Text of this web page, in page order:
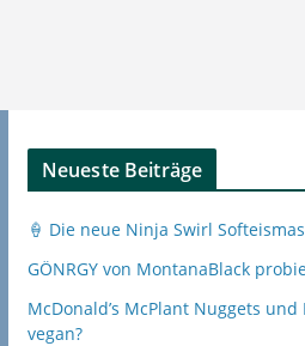
Neueste Beiträge
🍦 Die neue Ninja Swirl
GÖNRGY von MontanaBlack
McDonald’s McPlant Nuggets
vegan?